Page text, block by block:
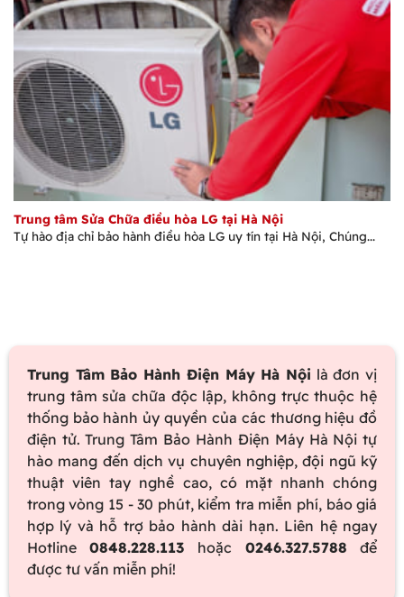
Trung tâm Sửa Chữa điều hòa LG tại Hà Nội
Tự hào địa chỉ bảo hành điều hòa LG uy tín tại Hà Nội, Chúng...
Trung Tâm Bảo Hành Điện Máy Hà Nội là đơn vị
trung tâm sửa chữa độc lập, không trực thuộc hệ
thống bảo hành ủy quyền của các thương hiệu đồ
điện tử. Trung Tâm Bảo Hành Điện Máy Hà Nội tự
hào mang đến dịch vụ chuyên nghiệp, đội ngũ kỹ
thuật viên tay nghề cao, có mặt nhanh chóng
trong vòng 15 - 30 phút, kiểm tra miễn phí, báo giá
hợp lý và hỗ trợ bảo hành dài hạn. Liên hệ ngay
Hotline0848.228.113 hoặc 0246.327.5788 để
được tư vấn miễn phí!